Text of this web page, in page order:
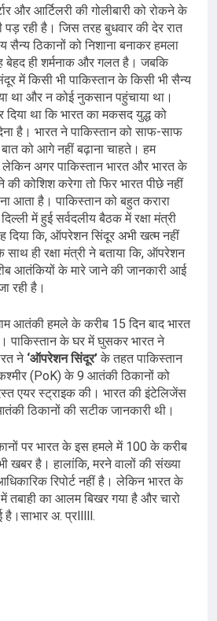
और आर्टिलरी की गोलीबारी को रोकने के
पड़ रही है। जिस तरह बुधवार की देर रात
सैन्य ठिकानों को निशाना बनाकर हमला
ही शर्मनाक और गलत है। जबकि
में किसी भी पाकिस्तान के किसी भी सैन्य
था और न कोई नुकसान पहुंचाया था।
दिया था कि भारत का मकसद युद्ध को
है। भारत ने पाकिस्तान को साफ-साफ
को आगे नहीं बढ़ाना चाहते। हम
अगर पाकिस्तान भारत और भारत के
की कोशिश करेगा तो फिर भारत पीछे नहीं
आता है। पाकिस्तान को बहुत करारा
में हुई सर्वदलीय बैठक में रक्षा मंत्री
दिया कि, ऑपरेशन सिंदूर अभी खत्म नहीं
ही रक्षा मंत्री ने बताया कि, ऑपरेशन
आतंकियों के मारे जाने की जानकारी आई
रही है।
आतंकी हमले के करीब 15 दिन बाद भारत
पाकिस्तान के घर में घुसकर भारत ने
ने ‘ऑपरेशन सिंदूर’के तहत पाकिस्तान
(PoK) के 9 आतंकी ठिकानों को
एयर स्ट्राइक की। भारत की इंटेलिजेंस
ठिकानों की सटीक जानकारी थी।
पर भारत के इस हमले में 100 के करीब
खबर है। हालांकि, मरने वालों की संख्या
रिपोर्ट नहीं है। लेकिन भारत के
का आलम बिखर गया है और चारो
है।साभार अ. प्रlllll.